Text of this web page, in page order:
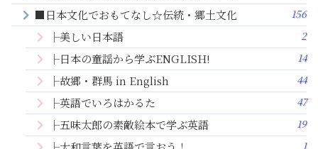
■日本文化でおもてなし☆伝統・郷土文化 156
├美しい日本語 2
├日本の童謡から学ぶENGLISH! 14
├故郷・群馬 in English 44
├英語でいろはかるた 47
├五味太郎の素敵絵本で学ぶ英語 19
1